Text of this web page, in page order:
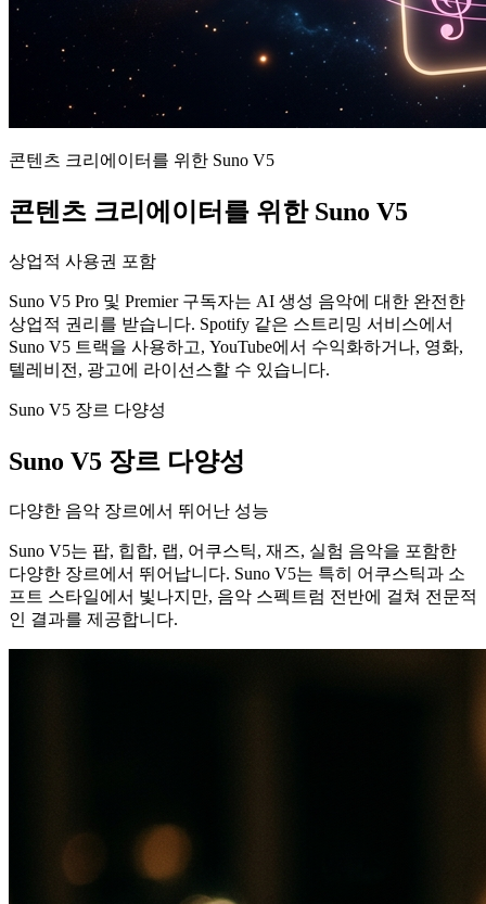
콘텐츠 크리에이터를 위한 Suno V5
콘텐츠 크리에이터를 위한 Suno V5
상업적 사용권 포함
Suno V5 Pro 및 Premier 구독자는 AI 생성 음악에 대한 완전한
상업적 권리를 받습니다. Spotify 같은 스트리밍 서비스에서
Suno V5 트랙을 사용하고, YouTube에서 수익화하거나, 영화,
텔레비전, 광고에 라이선스할 수 있습니다.
Suno V5 장르 다양성
Suno V5 장르 다양성
다양한 음악 장르에서 뛰어난 성능
Suno V5는 팝, 힙합, 랩, 어쿠스틱, 재즈, 실험 음악을 포함한
다양한 장르에서 뛰어납니다. Suno V5는 특히 어쿠스틱과 소
프트 스타일에서 빛나지만, 음악 스펙트럼 전반에 걸쳐 전문적
인 결과를 제공합니다.